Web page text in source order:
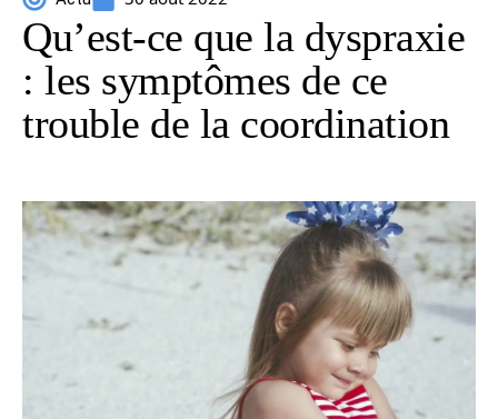
Qu’est-ce que la dyspraxie
: les symptômes de ce
trouble de la coordination